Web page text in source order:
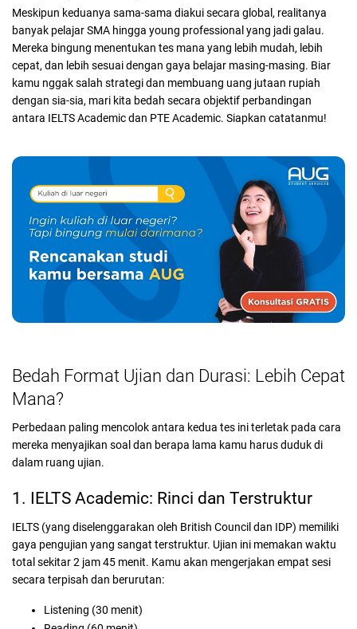
Meskipun keduanya sama-sama diakui secara global, realitanya
banyak pelajar SMA hingga young professional yang jadi galau.
Mereka bingung menentukan tes mana yang lebih mudah, lebih
cepat, dan lebih sesuai dengan gaya belajar masing-masing. Biar
kamu nggak salah strategi dan membuang uang jutaan rupiah
dengan sia-sia, mari kita bedah secara objektif perbandingan
antara IELTS Academic dan PTE Academic. Siapkan catatanmu!
Bedah Format Ujian dan Durasi: Lebih Cepat
Mana?
Perbedaan paling mencolok antara kedua tes ini terletak pada cara
mereka menyajikan soal dan berapa lama kamu harus duduk di
dalam ruang ujian.
1. IELTS Academic: Rinci dan Terstruktur
IELTS (yang diselenggarakan oleh British Council dan IDP) memiliki
gaya pengujian yang sangat terstruktur. Ujian ini memakan waktu
total sekitar 2 jam 45 menit. Kamu akan mengerjakan empat sesi
secara terpisah dan berurutan:
Listening (30 menit)